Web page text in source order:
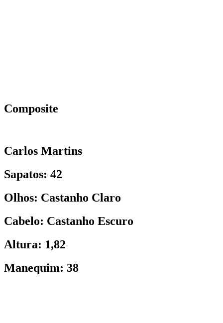
Composite
Carlos Martins
Sapatos: 42
Olhos: Castanho Claro
Cabelo: Castanho Escuro
Altura: 1,82
Manequim: 38